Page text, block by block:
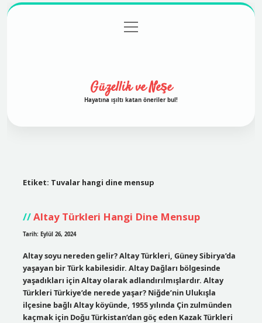
Gizlilik Politikası
menüyü
aç
Güzellik ve Neşe
Hayatına ışıltı katan öneriler bul!
Etiket: Tuvalar hangi dine mensup
Altay Türkleri Hangi Dine Mensup
Tarih: Eylül 26, 2024
Altay soyu nereden gelir? Altay Türkleri, Güney Sibirya’da
yaşayan bir Türk kabilesidir. Altay Dağları bölgesinde
yaşadıkları için Altay olarak adlandırılmışlardır. Altay
Türkleri Türkiye’de nerede yaşar? Niğde’nin Ulukışla
ilçesine bağlı Altay köyünde, 1955 yılında Çin zulmünden
kaçmak için Doğu Türkistan’dan göç eden Kazak Türkleri